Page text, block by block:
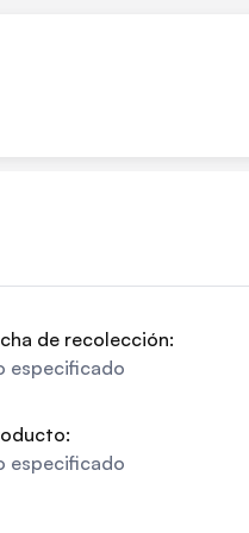
de recolección:
especificado
especificado